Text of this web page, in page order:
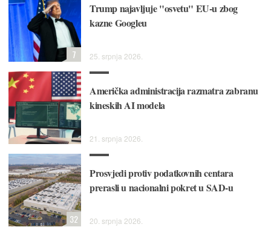
Trump najavljuje "osvetu" EU-u zbog
kazne Googleu
25. srpnja 2026.
7
Američka administracija razmatra zabranu
kineskih AI modela
21. srpnja 2026.
Prosvjedi protiv podatkovnih centara
prerasli u nacionalni pokret u SAD-u
20. srpnja 2026.
32